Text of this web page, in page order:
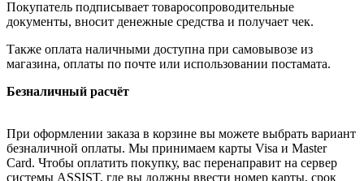
Покупатель подписывает товаросопроводительные
документы, вносит денежные средства и получает чек.
Также оплата наличными доступна при самовывозе из
магазина, оплаты по почте или использовании постамата.
Безналичный расчёт
При оформлении заказа в корзине вы можете выбрать вариант
безналичной оплаты. Мы принимаем карты Visa и Master
Card. Чтобы оплатить покупку, вас перенаправит на сервер
системы ASSIST, где вы должны ввести номер карты, срок